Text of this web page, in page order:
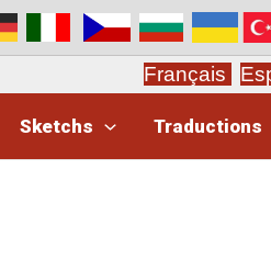
Français
Sketchs Traductions